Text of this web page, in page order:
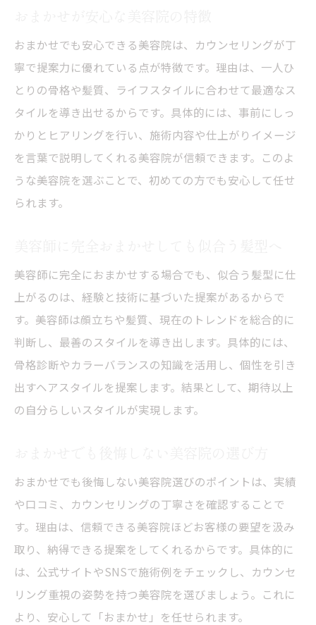
おまかせでも安心できる美容院は、カウンセリングが丁
寧で提案力に優れている点が特徴です。理由は、一人ひ
とりの骨格や髪質、ライフスタイルに合わせて最適なス
タイルを導き出せるからです。具体的には、事前にしっ
かりとヒアリングを行い、施術内容や仕上がりイメージ
を言葉で説明してくれる美容院が信頼できます。このよ
うな美容院を選ぶことで、初めての方でも安心して任せ
られます。
美容師に完全におまかせする場合でも、似合う髪型に仕
上がるのは、経験と技術に基づいた提案があるからで
す。美容師は顔立ちや髪質、現在のトレンドを総合的に
判断し、最善のスタイルを導き出します。具体的には、
骨格診断やカラーバランスの知識を活用し、個性を引き
出すヘアスタイルを提案します。結果として、期待以上
の自分らしいスタイルが実現します。
おまかせでも後悔しない美容院選びのポイントは、実績
や口コミ、カウンセリングの丁寧さを確認することで
す。理由は、信頼できる美容院ほどお客様の要望を汲み
取り、納得できる提案をしてくれるからです。具体的に
は、公式サイトやSNSで施術例をチェックし、カウンセ
リング重視の姿勢を持つ美容院を選びましょう。これに
より、安心して「おまかせ」を任せられます。